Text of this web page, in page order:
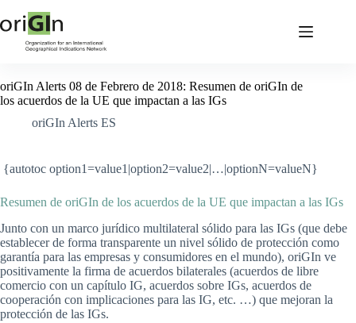
oriGIn Alerts 08 de Febrero de 2018: Resumen de oriGIn de
los acuerdos de la UE que impactan a las IGs
oriGIn Alerts ES
{autotoc option1=value1|option2=value2|…|optionN=valueN}
Resumen de oriGIn de los acuerdos de la UE que impactan a las IGs
Junto con un marco jurídico multilateral sólido para las IGs (que debe
establecer de forma transparente un nivel sólido de protección como
garantía para las empresas y consumidores en el mundo), oriGIn ve
positivamente la firma de acuerdos bilaterales (acuerdos de libre
comercio con un capítulo IG, acuerdos sobre IGs, acuerdos de
cooperación con implicaciones para las IG, etc. …) que mejoran la
protección de las IGs.